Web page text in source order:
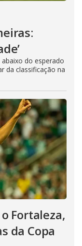
do esperado
da classificação na
Fortaleza,
da Copa